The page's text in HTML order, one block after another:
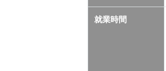
就業時間